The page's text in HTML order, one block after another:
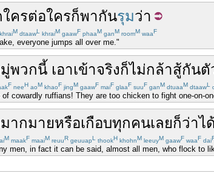
ใครต่อใครก็พากันรุมว่า
khraiM dtaawL khraiM gaawF phaaM ganM roomM waaF
everyone jumps all over me."
พวกนี้ เอาเข้าจริงก็ไม่กล้าสู้กันตั
F neeH aoM khaoF jingM gaawF maiF glaaF suuF ganM dtuaaM dtaawL
cowardly ruffians! They are too chicken to fight one-on-
มากมายหรือเกือบทุกคนเลยก็ว่าได้
M maakF maaiM reuuR geuuapL thookH khohnM leeuyM gaawF waaF dai
men, in fact it can be said, almost all men, who flock to